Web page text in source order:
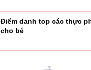
Điểm danh top các thực
cho bé